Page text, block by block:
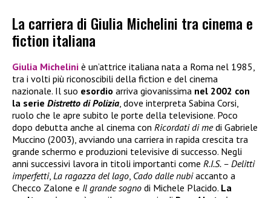
La carriera di Giulia Michelini tra cinema e
fiction italiana
Giulia Michelini è un’attrice italiana nata a Roma nel 1985,
tra i volti più riconoscibili della fiction e del cinema
nazionale. Il suo esordio arriva giovanissima nel 2002 con
la serie Distretto di Polizia, dove interpreta Sabina Corsi,
ruolo che le apre subito le porte della televisione. Poco
dopo debutta anche al cinema con Ricordati di medi Gabriele
Muccino (2003), avviando una carriera in rapida crescita tra
grande schermo e produzioni televisive di successo. Negli
anni successivi lavora in titoli importanti come R.I.S. – Delitti
imperfetti, La ragazza del lago, Cado dalle nubiaccanto a
Checco Zalone e Il grande sogno di Michele Placido. La